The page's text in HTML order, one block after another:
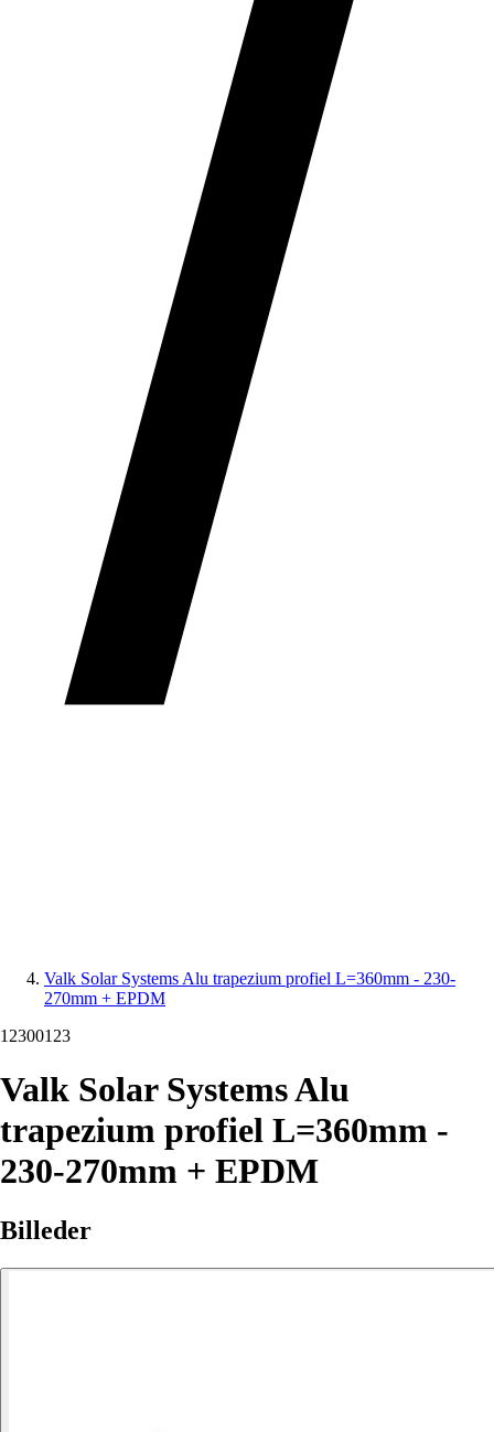
Valk Solar Systems Alu trapezium profiel L=360mm - 230-
270mm + EPDM
12300123
Valk Solar Systems Alu
trapezium profiel L=360mm -
230-270mm + EPDM
Billeder